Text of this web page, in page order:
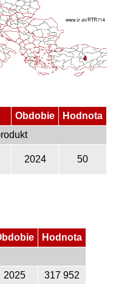
Obdobie
Hodnota
2024 50
Hodnota
2025
317 952